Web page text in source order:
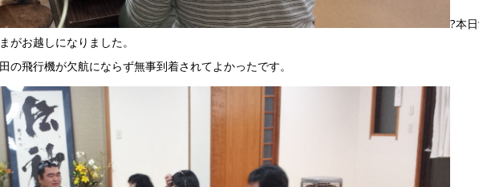
?本
がお越しになりました。
の飛行機が欠航にならず無事到着されてよかったです。